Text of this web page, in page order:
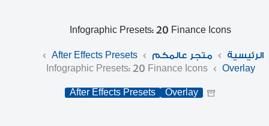
Infographic Presets: 20 Finance Icons
الرئيسية متجر عالمكم
After Effects Presets
Overlay
Infographic Presets: 20 Finance Icons
After Effects Presets Overlay